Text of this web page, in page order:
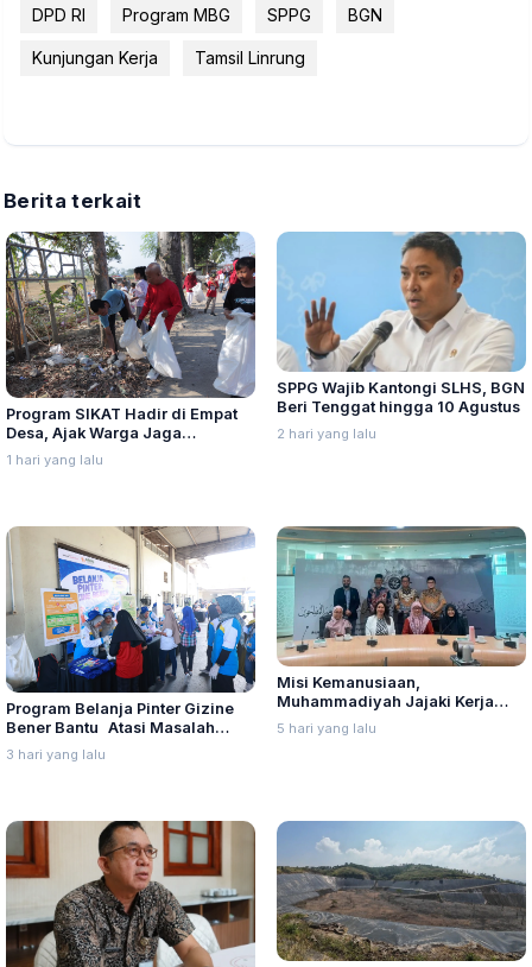
DPD RI Program MBG SPPG BGN
Kunjungan Kerja Tamsil Linrung
Berita terkait
Program SIKAT Hadir di Empat
Desa, Ajak Warga Jaga
Kebersihan dan Kesehatan
1 hari yang lalu
SPPG Wajib Kantongi SLHS, BGN
Beri Tenggat hingga 10 Agustus
2 hari yang lalu
Program Belanja Pinter Gizine
Bener Bantu Atasi Masalah
Stunting di Kudus
3 hari yang lalu
Misi Kemanusiaan,
Muhammadiyah Jajaki Kerja
Sama Pelayanan Kanker Bagi
Warga Palestina di Yordania
5 hari yang lalu